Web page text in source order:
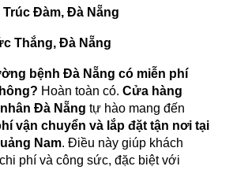
Đàm, Đà Nẵng
Thắng, Đà Nẵng
bệnh Đà Nẵng có miễn phí
Hoàn toàn có.Cửa hàng
Đà Nẵng tự hào mang đến
vận chuyển và lắp đặt tận nơi tại
Nam. Điều này giúp khách
phí và công sức, đặc biệt với